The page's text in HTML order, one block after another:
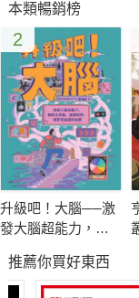
力，以及推理判斷
培養呢？
《學霸才知道》系
外的科學新知識；
慾，讓孩子輕鬆習
本冊包括58篇圖文
帶領孩子領略日新
＊適讀年齡：8歲以上
本類暢銷榜
2
升級吧！大腦──激
發大腦超能力，破
阱、演算法操控的
祕密
推薦你買好東西